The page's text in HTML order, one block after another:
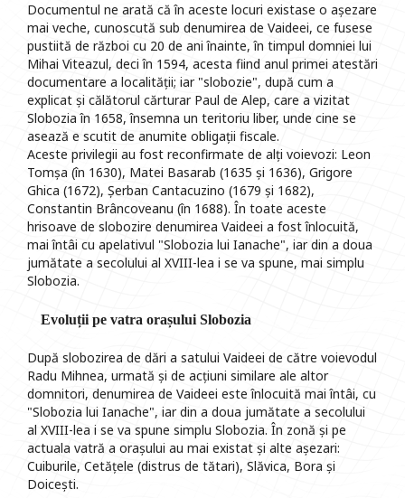
Documentul ne arată că în aceste locuri existase o așezare
mai veche, cunoscută sub denumirea de Vaideei, ce fusese
pustiită de război cu 20 de ani înainte, în timpul domniei lui
Mihai Viteazul, deci în 1594, acesta fiind anul primei atestări
documentare a localității; iar "slobozie", după cum a
explicat și călătorul cărturar Paul de Alep, care a vizitat
Slobozia în 1658, însemna un teritoriu liber, unde cine se
asează e scutit de anumite obligații fiscale.
Aceste privilegii au fost reconfirmate de alți voievozi: Leon
Tomșa (în 1630), Matei Basarab (1635 și 1636), Grigore
Ghica (1672), Șerban Cantacuzino (1679 și 1682),
Constantin Brâncoveanu (în 1688). În toate aceste
hrisoave de slobozire denumirea Vaideei a fost înlocuită,
mai întâi cu apelativul "Slobozia lui Ianache", iar din a doua
jumătate a secolului al XVIII-lea i se va spune, mai simplu
Slobozia.
Evoluții pe vatra orașului Slobozia
După slobozirea de dări a satului Vaideei de către voievodul
Radu Mihnea, urmată și de acțiuni similare ale altor
domnitori, denumirea de Vaideei este înlocuită mai întâi, cu
"Slobozia lui Ianache", iar din a doua jumătate a secolului
al XVIII-lea i se va spune simplu Slobozia. În zonă și pe
actuala vatră a orașului au mai existat și alte așezari:
Cuiburile, Cetățele (distrus de tătari), Slăvica, Bora și
Doicești.